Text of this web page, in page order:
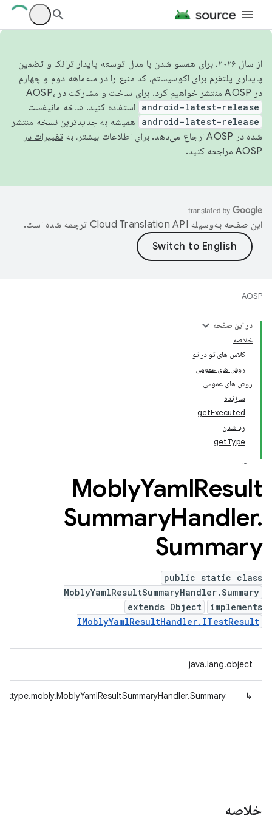
از سال ۲۰۲۶، برای همسو شدن با مدل توسعه پایدار ترانک و تضمین
پایداری پلتفرم برای اکوسیستم، کد منبع را در سه‌ماهه دوم و چهارم
در AOSP منتشر خواهیم کرد. برای ساخت و مشارکت در AOSP،
android-latest-release استفاده کنید. شاخه مانیفست
android-latest-release
همیشه به جدیدترین نسخه منتشر
شده در AOSP ارجاع می‌دهد. برای اطلاعات بیشتر، به
تغییرات در
AOSP مراجعه کنید.
این صفحه به‌وسیله ترجمه شده است.
AOSP
در این صفحه
خلاصه
کلاس های تو در تو
روش های عمومی
روش های عمومی
سازنده
getExecuted
رد شدن
getType
MoblyYamlResult
SummaryHandler.
Summary
public static class
MoblyYamlResultSummaryHandler.Summary
extends Object
implements
IMoblyYamlResultHandler.ITestResult
java.lang.object
↳
خلاصه